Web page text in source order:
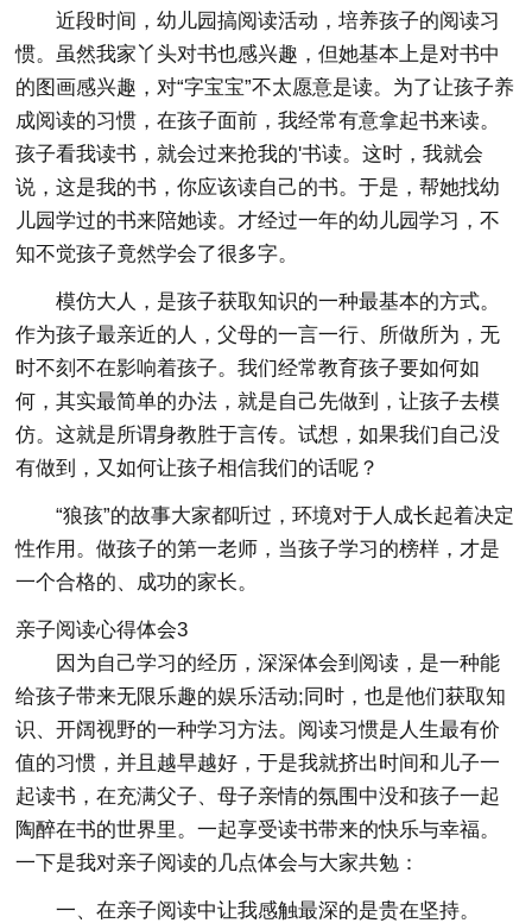
近段时间，幼儿园搞阅读活动，培养孩子的阅读习
惯。虽然我家丫头对书也感兴趣，但她基本上是对书中
的图画感兴趣，对“字宝宝”不太愿意是读。为了让孩子养
成阅读的习惯，在孩子面前，我经常有意拿起书来读。
孩子看我读书，就会过来抢我的'书读。这时，我就会
说，这是我的书，你应该读自己的书。于是，帮她找幼
儿园学过的书来陪她读。才经过一年的幼儿园学习，不
知不觉孩子竟然学会了很多字。
模仿大人，是孩子获取知识的一种最基本的方式。
作为孩子最亲近的人，父母的一言一行、所做所为，无
时不刻不在影响着孩子。我们经常教育孩子要如何如
何，其实最简单的办法，就是自己先做到，让孩子去模
仿。这就是所谓身教胜于言传。试想，如果我们自己没
有做到，又如何让孩子相信我们的话呢？
“狼孩”的故事大家都听过，环境对于人成长起着决定
性作用。做孩子的第一老师，当孩子学习的榜样，才是
一个合格的、成功的家长。
亲子阅读心得体会3
因为自己学习的经历，深深体会到阅读，是一种能
给孩子带来无限乐趣的娱乐活动;同时，也是他们获取知
识、开阔视野的一种学习方法。阅读习惯是人生最有价
值的习惯，并且越早越好，于是我就挤出时间和儿子一
起读书，在充满父子、母子亲情的氛围中没和孩子一起
陶醉在书的世界里。一起享受读书带来的快乐与幸福。
一下是我对亲子阅读的几点体会与大家共勉：
一、在亲子阅读中让我感触最深的是贵在坚持。